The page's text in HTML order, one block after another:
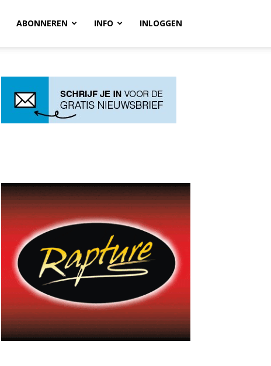
ABONNEREN INFO INLOGGEN